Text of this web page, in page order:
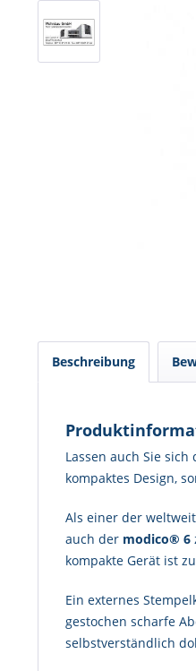
Beschreibung
Lassen auch Sie
kompaktes Design,
Als einer der
auch der modico® 6
kompakte Gerät ist
Ein externes
gestochen scharfe
selbstverständlich